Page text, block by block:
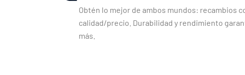
Obtén lo mejor de ambos mundos: recambios
calidad/precio. Durabilidad y rendimiento
más.